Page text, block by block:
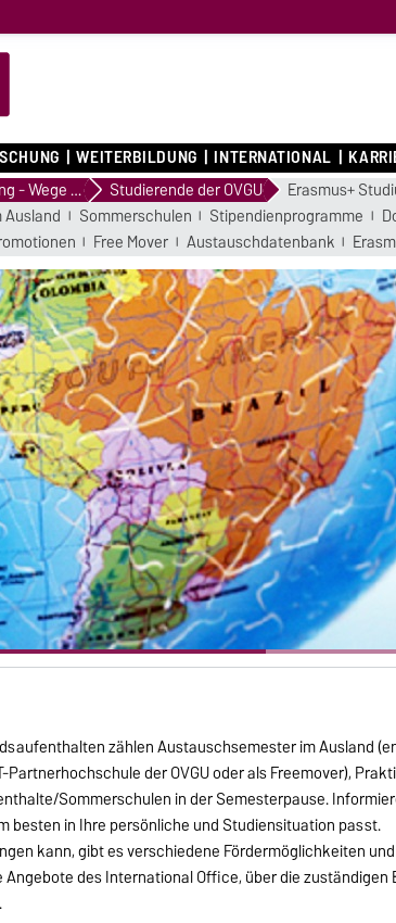
WEITERBILDUNG INTERNATIONAL
Outgoing - Wege in die Welt Studierende der OVGU Erasmus+
Sommerschulen Stipendienprogramme
Free Mover Austauschdatenbank
zählen Austauschsemester im Ausland
Partnerhochschule der OVGU oder als Freemover),
Sommerschulen in der Semesterpause.
besten in Ihre persönliche und Studiensituation passt.
kann, gibt es verschiedene Fördermöglichkeiten
des International Office, über die zuständigen